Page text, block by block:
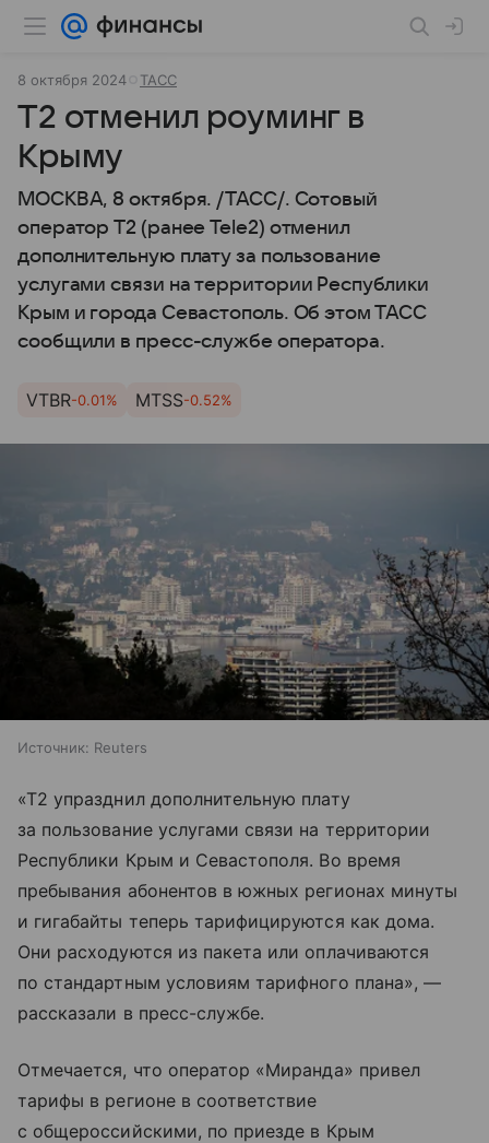
8 октября 2024 ТАСС
Т2 отменил роуминг в
Крыму
МОСКВА, 8 октября. /ТАСС/. Сотовый
оператор T2 (ранее Tele2) отменил
дополнительную плату за пользование
услугами связи на территории Республики
Крым и города Севастополь. Об этом ТАСС
сообщили в пресс-службе оператора.
VTBR-0.01% MTSS-0.52%
Источник: Reuters
«T2 упразднил дополнительную плату
за пользование услугами связи на территории
Республики Крым и Севастополя. Во время
пребывания абонентов в южных регионах минуты
и гигабайты теперь тарифицируются как дома.
Они расходуются из пакета или оплачиваются
по стандартным условиям тарифного плана», —
рассказали в пресс-службе.
Отмечается, что оператор «Миранда» привел
тарифы в регионе в соответствие
с общероссийскими, по приезде в Крым